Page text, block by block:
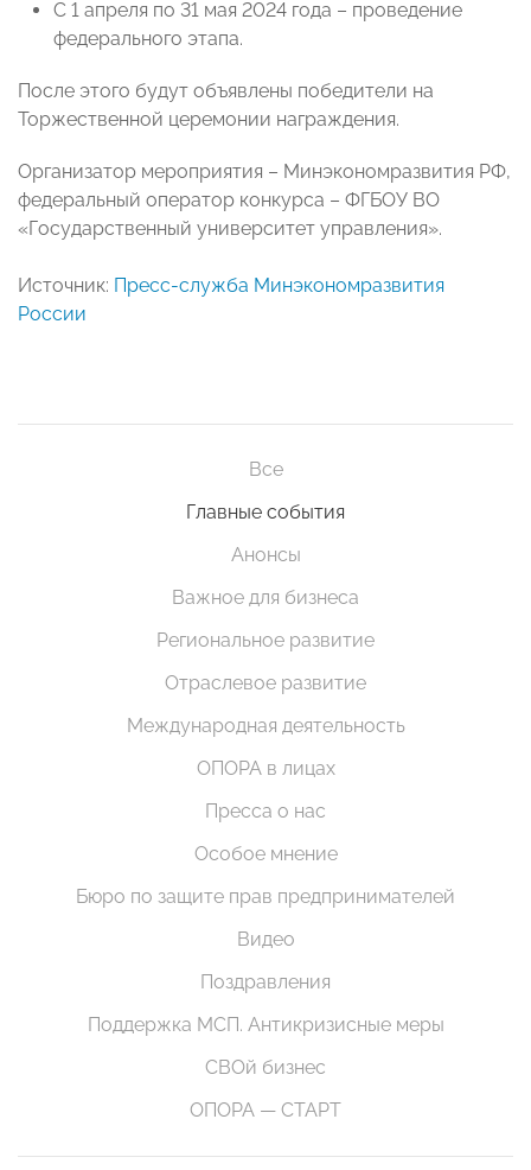
С 1 апреля по 31 мая 2024 года – проведение
федерального этапа.
После этого будут объявлены победители на
Торжественной церемонии награждения.
Организатор мероприятия – Минэкономразвития РФ,
федеральный оператор конкурса – ФГБОУ ВО
«Государственный университет управления».
Источник: Пресс-служба Минэкономразвития
России
Все
Главные события
Анонсы
Важное для бизнеса
Региональное развитие
Отраслевое развитие
Международная деятельность
ОПОРА в лицах
Пресса о нас
Особое мнение
Бюро по защите прав предпринимателей
Видео
Поздравления
Поддержка МСП. Антикризисные меры
СВОй бизнес
ОПОРА — СТАРТ